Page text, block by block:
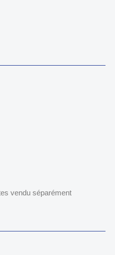
vendu séparément